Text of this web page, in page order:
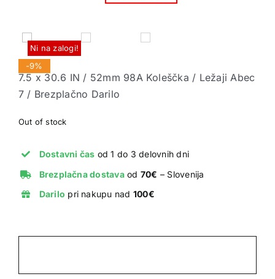
Ni na zalogi!
-9%
7.5 x 30.6 IN / 52mm 98A Koleščka / Ležaji Abec
7 / Brezplačno Darilo
Out of stock
Dostavni čas od 1 do 3 delovnih dni
Brezplačna dostavaod 70€ – Slovenija
Darilo pri nakupu nad 100€